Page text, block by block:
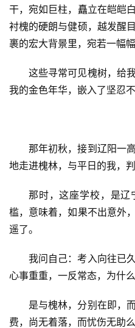
首
页
化
活
干，宛如巨柱，矗立在皑皑
衬槐的硬朗与健硕，越发醒
裹的宏大背景里，宛若一幅
这些寻常可见槐树，给
我的金色年华，嵌入了坚忍
那年初秋，接到辽阳一
地走进槐林，与平日的我，判
那时，这座学校，是辽
槛，意味着，如果不出意外
遥了。
我问自己：考入向往已
心事重重，一反常态，为什么
是与槐林，分别在即，
费，尚无着落，而忧伤无助么